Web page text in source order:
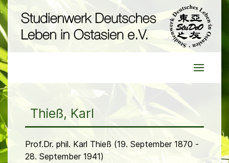
Thieß, Karl
Prof.Dr. phil. Karl Thieß (19. September 1870 -
28. September 1941)